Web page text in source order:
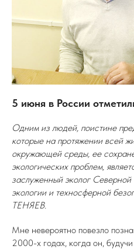
5 июня в России
Одним из людей, поистине
которые на протяжении всей
окружающей среды, ее
экологических проблем,
заслуженный эколог
экологии и техносферной
ТЕНЯЕВ.
Мне невероятно повезло
2000-х годах, когда он,